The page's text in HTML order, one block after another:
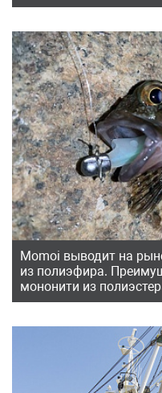
Momoi выводит на
из полиэфира. Преимущества и недостатки
мононити из